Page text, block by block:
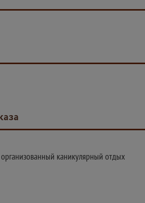
организованный каникулярный отдых